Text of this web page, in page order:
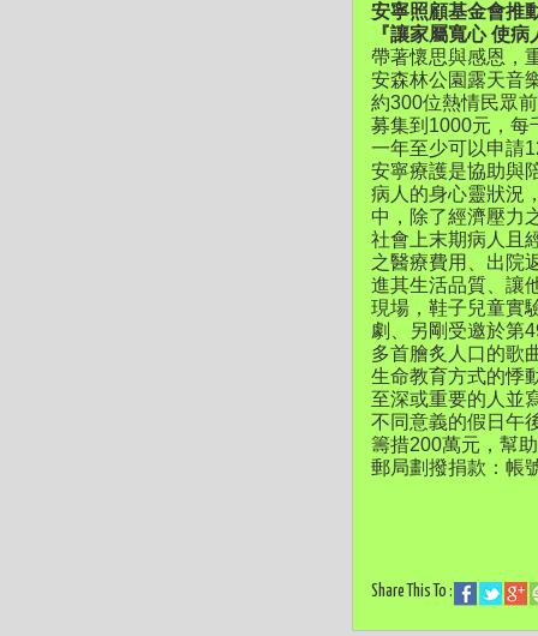
安寧照顧基金會推
『讓家屬寬心 使病
帶著懷思與感恩，
安森林公園露天音
約300位熱情民眾
募集到1000元，每
一年至少可以申請
安寧療護是協助與
病人的身心靈狀況
中，除了經濟壓力
社會上末期病人且
之醫療費用、出院
進其生活品質、讓
現場，鞋子兒童實
劇、另剛受邀於第
多首膾炙人口的歌
生命教育方式的悸
至深或重要的人並
不同意義的假日午
籌措200萬元，幫
郵局劃撥捐款：帳
Share This To :